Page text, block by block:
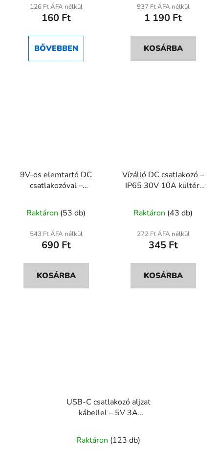
átlagos
értékelése
ből
126 Ft ÁFA nélkül
160 Ft
BŐVEBBEN
átlagos
értékelése
ből
937 Ft ÁFA nélkül
1 190 Ft
KOSÁRBA
9V-os elemtartó DC
csatlakozóval –
tápellátáshoz
termék
átlagos
értékelése
ből
Raktáron (53 db)
543 Ft ÁFA nélkül
690 Ft
KOSÁRBA
Vízálló DC csatlakozó –
IP65 30V 10A kültéri
termék
átlagos
értékelése
ből
Raktáron (43 db)
272 Ft ÁFA nélkül
345 Ft
KOSÁRBA
USB-C csatlakozó aljzat
kábellel – 5V 3A
termék
Raktáron (123 db)